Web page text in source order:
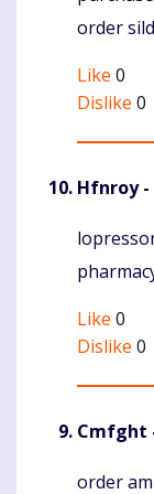
order
Like 0
Dislike 0
Hfnroy-
Like 0
Dislike 0
Cmfght
order